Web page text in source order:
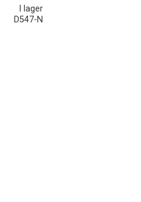
I lager
D547-N